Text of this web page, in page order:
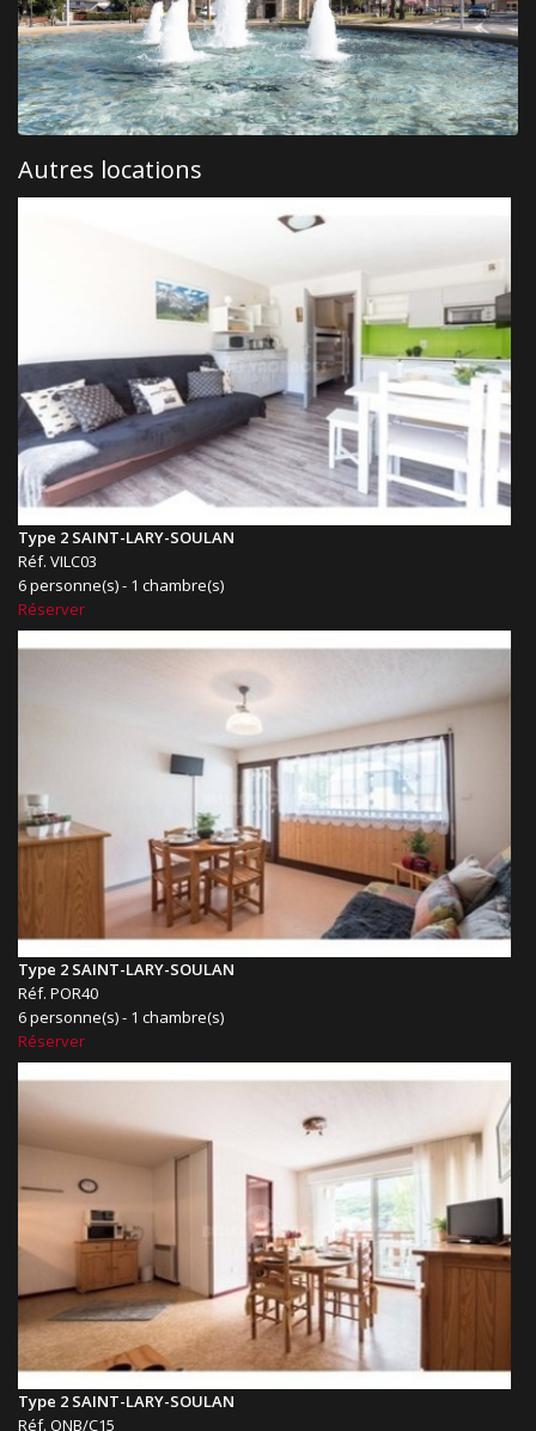
Autres locations
Type 2 SAINT-LARY-SOULAN
Réf. VILC03
6 personne(s) - 1 chambre(s)
Réserver
Type 2 SAINT-LARY-SOULAN
Réf. POR40
6 personne(s) - 1 chambre(s)
Réserver
Type 2 SAINT-LARY-SOULAN
Réf. ONB/C15